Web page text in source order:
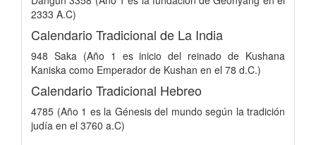
2333 A.C)
Calendario Tradicional de La India
948 Saka (Año 1 es inicio del reinado de Kushana
Kaniska como Emperador de Kushan en el 78 d.C.)
Calendario Tradicional Hebreo
4785 (Año 1 es la Génesis del mundo según la tradición
judía en el 3760 a.C)